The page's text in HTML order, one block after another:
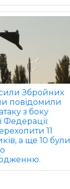
сили Збройних
повідомили
з боку
Федерації:
11
а ще 10 були